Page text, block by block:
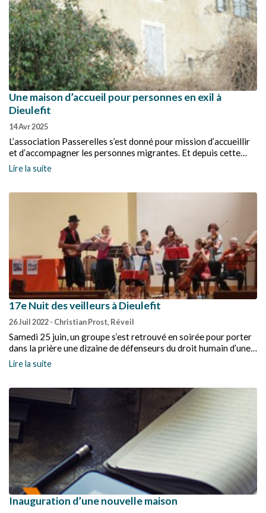
Une maison d’accueil pour personnes en exil à
Dieulefit
14 Avr 2025
L’association Passerelles s’est donné pour mission d’accueillir
et d’accompagner les personnes migrantes. Et depuis cette
année, elle s’est lancée dans un projet d’envergure : l’acquisition
d’une maison d’accueil pour ces personnes exilées et chacun
Lire la suite
17e Nuit des veilleurs à Dieulefit
26 Juil 2022- Christian Prost, Réveil
Samedi 25 juin, un groupe s’est retrouvé en soirée pour porter
dans la prière une dizaine de défenseurs du droit humain d’une
liste de noms de personnes emprisonnées, torturées.
Lire la suite
Inauguration d’une nouvelle maison